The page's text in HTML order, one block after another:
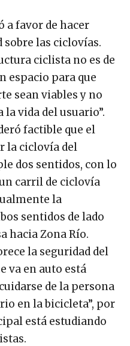
a favor de hacer
las ciclovías.
ciclista no es de
espacio para que
sean viables y no
vida del usuario”.
factible que el
la ciclovía del
dos sentidos, con lo
carril de ciclovía
la
sentidos de lado
hacia Zona Río.
la seguridad del
va en auto está
de la persona
en la bicicleta”, por
está estudiando